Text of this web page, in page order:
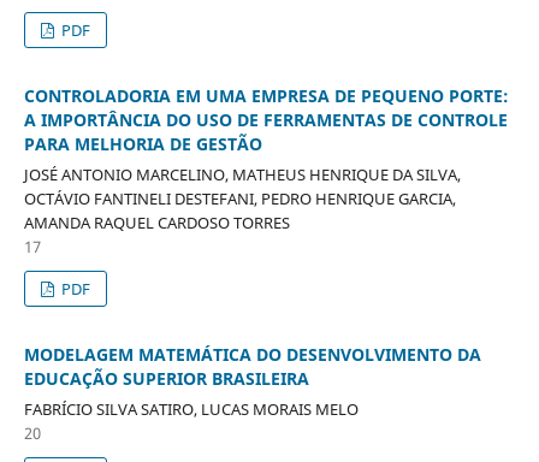
PDF
CONTROLADORIA EM UMA EMPRESA DE PEQUENO PORTE:
A IMPORTÂNCIA DO USO DE FERRAMENTAS DE CONTROLE
PARA MELHORIA DE GESTÃO
JOSÉ ANTONIO MARCELINO, MATHEUS HENRIQUE DA SILVA,
OCTÁVIO FANTINELI DESTEFANI, PEDRO HENRIQUE GARCIA,
AMANDA RAQUEL CARDOSO TORRES
17
PDF
MODELAGEM MATEMÁTICA DO DESENVOLVIMENTO DA
EDUCAÇÃO SUPERIOR BRASILEIRA
FABRÍCIO SILVA SATIRO, LUCAS MORAIS MELO
20